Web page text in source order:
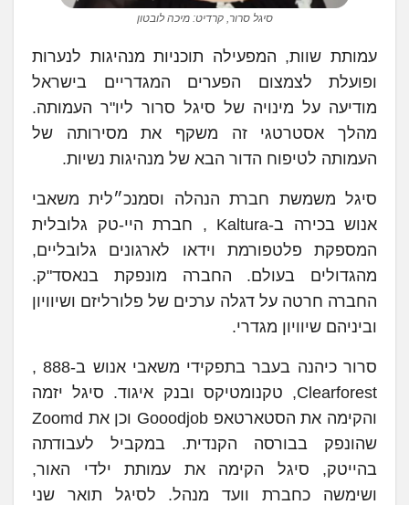
סיגל סרור, קרדיט: מיכה לובטון
עמותת שוות, המפעילה תוכניות מנהיגות לנערות
ופועלת לצמצום הפערים המגדריים בישראל
מודיעה על מינויה של סיגל סרור ליו"ר העמותה.
מהלך אסטרטגי זה משקף את מסירותה של
העמותה לטיפוח הדור הבא של מנהיגות נשיות.
סיגל משמשת חברת הנהלה וסמנכ״לית משאבי
אנוש בכירה ב-Kaltura , חברת היי-טק גלובלית
המספקת פלטפורמת וידאו לארגונים גלובליים,
מהגדולים בעולם. החברה מונפקת בנאסד"ק.
החברה חרטה על דגלה ערכים של פלורליזם ושיוויון
וביניהם שיוויון מגדרי.
סרור כיהנה בעבר בתפקידי משאבי אנוש ב-888 ,
Clearforest, טקנומטיקס ובנק איגוד. סיגל יזמה
והקימה את הסטארטאפ Gooodjob וכן את Zoomd
שהונפק בבורסה הקנדית. במקביל לעבודתה
בהייטק, סיגל הקימה את עמותת ילדי האור,
ושימשה כחברת וועד מנהל. לסיגל תואר שני